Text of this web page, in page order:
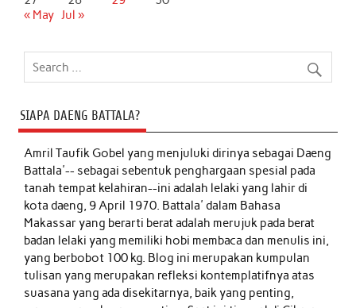
« May Jul »
SIAPA DAENG BATTALA?
Amril Taufik Gobelyang menjuluki dirinya sebagai Daeng
Battala'-- sebagai sebentuk penghargaan spesial pada
tanah tempat kelahiran--ini adalah lelaki yang lahir di
kota daeng, 9 April 1970. Battala' dalam Bahasa
Makassar yang berarti berat adalah merujuk pada berat
badan lelaki yang memiliki hobi membaca dan menulis ini,
yang berbobot 100 kg. Blog ini merupakan kumpulan
tulisan yang merupakan refleksi kontemplatifnya atas
suasana yang ada disekitarnya, baik yang penting,